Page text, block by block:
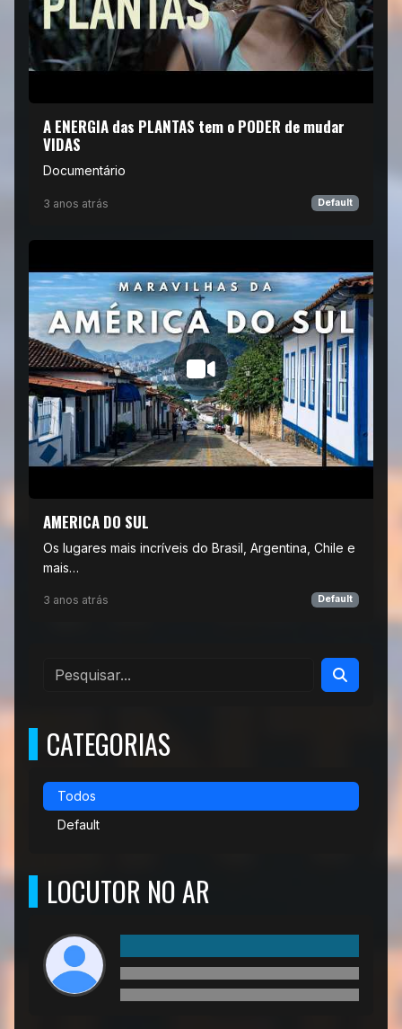
A ENERGIA das PLANTAS tem o PODER de mudar
VIDAS
Documentário
3 anos atrás Default
AMERICA DO SUL
Os lugares mais incríveis do Brasil, Argentina, Chile e
mais…
3 anos atrás Default
CATEGORIAS
Todos
Default
LOCUTOR NO AR